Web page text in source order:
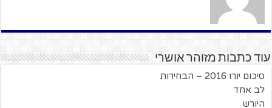
עוד כתבות מזוהר אושרי
סיכום יורו 2016 – הבחירות
לב אחד
היורש